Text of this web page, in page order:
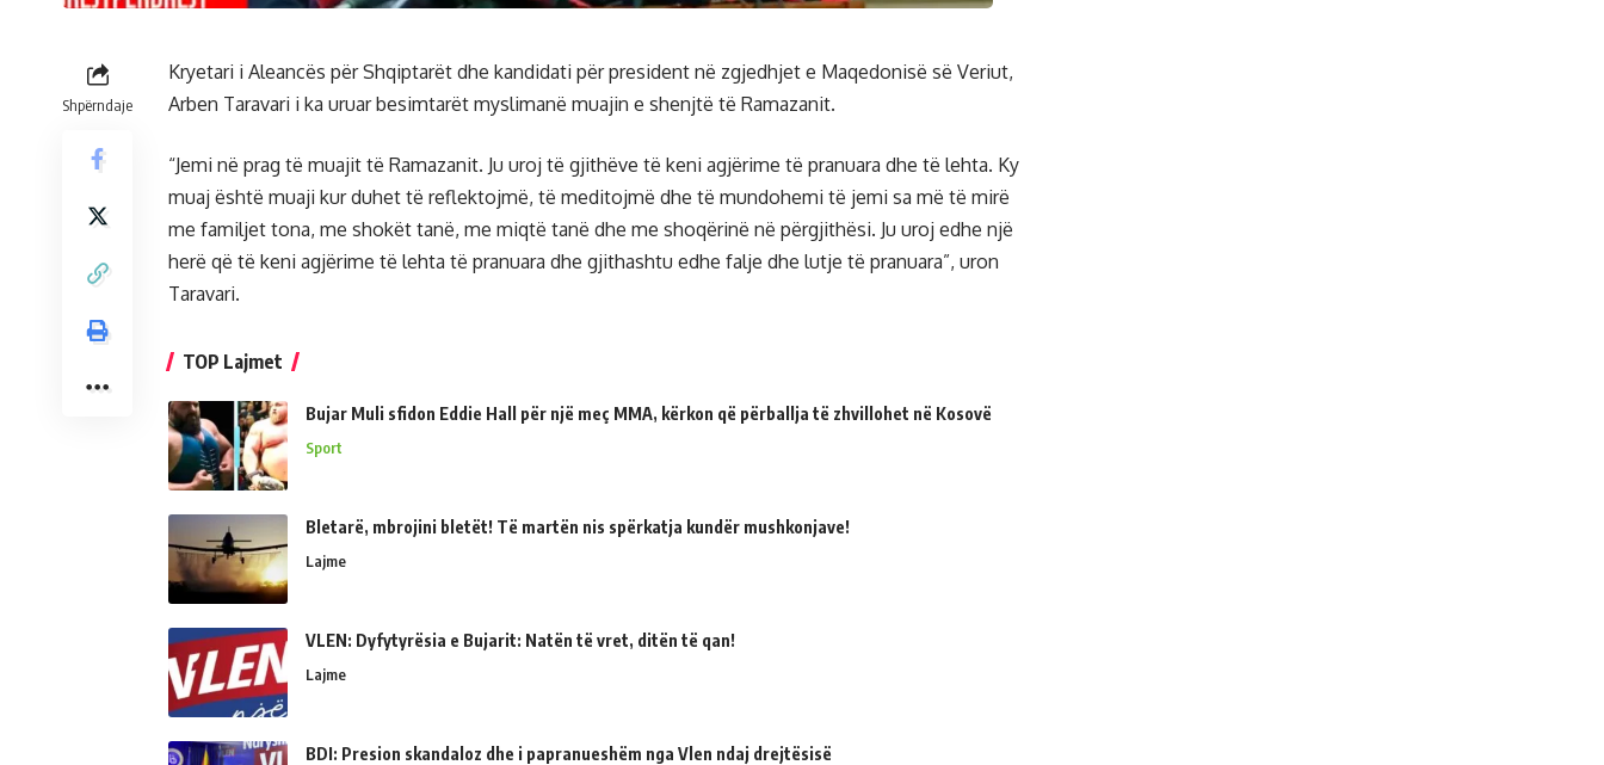
Shpërndaje
Kryetari i Aleancës për Shqiptarët dhe kandidati për president në zgjedhjet e Maqedonisë së Veriut,
Arben Taravari i ka uruar besimtarët myslimanë muajin e shenjtë të Ramazanit.
“Jemi në prag të muajit të Ramazanit. Ju uroj të gjithëve të keni agjërime të pranuara dhe të lehta. Ky
muaj është muaji kur duhet të reflektojmë, të meditojmë dhe të mundohemi të jemi sa më të mirë
me familjet tona, me shokët tanë, me miqtë tanë dhe me shoqërinë në përgjithësi. Ju uroj edhe një
herë që të keni agjërime të lehta të pranuara dhe gjithashtu edhe falje dhe lutje të pranuara”, uron
Taravari.
TOP Lajmet
Bujar Muli sfidon Eddie Hall për një meç MMA, kërkon që përballja të zhvillohet në Kosovë
Sport
Bletarë, mbrojini bletët! Të martën nis spërkatja kundër mushkonjave!
Lajme
VLEN: Dyfytyrësia e Bujarit: Natën të vret, ditën të qan!
Lajme
BDI: Presion skandaloz dhe i papranueshëm nga Vlen ndaj drejtësisë